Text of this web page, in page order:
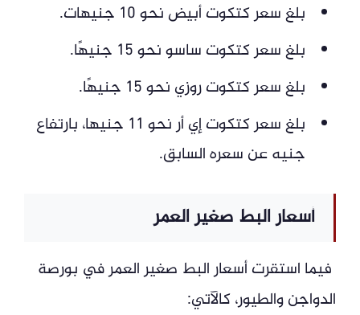
بلغ سعر كتكوت أبيض نحو 10 جنيهات.
بلغ سعر كتكوت ساسو نحو 15 جنيهًا.
بلغ سعر كتكوت روزي نحو 15 جنيهًا.
بلغ سعر كتكوت إي أر نحو 11 جنيها، بارتفاع
جنيه عن سعره السابق.
أسعار البط صغير العمر
فيما استقرت أسعار البط صغير العمر في بورصة
الدواجن والطيور، كالآتي: